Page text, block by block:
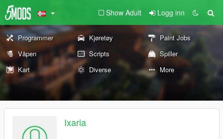
Show Adult Logg inn
Programmer Kjøretøy
Paint Jobs
Våpen
Scripts
Spiller
Kart
Diverse More
Ixaria